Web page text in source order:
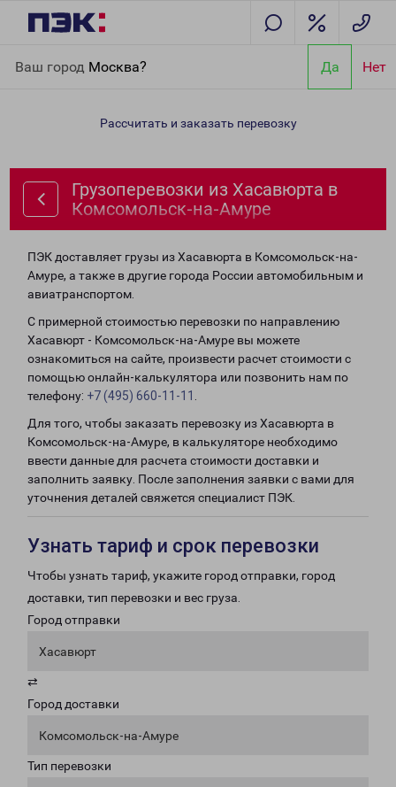
Ваш город Москва? Да Нет
Комсомольск-на-Амуре
Рассчитать и заказать перевозку
Грузоперевозки из Хасавюрта в
Комсомольск-на-Амуре
ПЭК доставляет грузы из Хасавюрта в Комсомольск-на-
Амуре, а также в другие города России автомобильным и
авиатранспортом.
С примерной стоимостью перевозки по направлению
Хасавюрт - Комсомольск-на-Амуре вы можете
ознакомиться на сайте, произвести расчет стоимости с
помощью онлайн-калькулятора или позвонить нам по
телефону: +7 (495) 660-11-11
Для того, чтобы заказать перевозку из Хасавюрта в
Комсомольск-на-Амуре, в калькуляторе необходимо
ввести данные для расчета стоимости доставки и
заполнить заявку. После заполнения заявки с вами для
уточнения деталей свяжется специалист ПЭК.
Узнать тариф и срок перевозки
Чтобы узнать тариф, укажите город отправки, город
доставки, тип перевозки и вес груза.
Город отправки
Хасавюрт
⇄
Город доставки
Комсомольск-на-Амуре
Тип перевозки